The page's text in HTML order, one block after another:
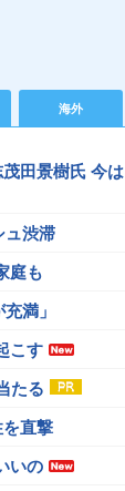
海外
茂田景樹氏 今は
ュ渋滞
庭も
満」
こす
たる
直撃
いの